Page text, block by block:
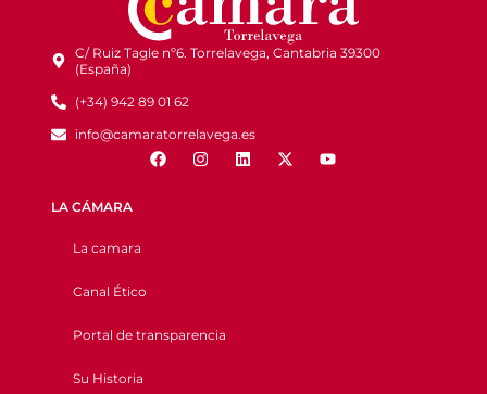
C/ Ruiz Tagle nº6. Torrelavega, Cantabria 39300
(España)
(+34) 942 89 01 62
info@camaratorrelavega.es
LA CÁMARA
La camara
Canal Ético
Portal de transparencia
Su Historia